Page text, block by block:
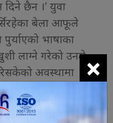
दिने छैन ।’ युवा
बेला आफूले
भाषाका
लाग्ने गरेको उनले
अवस्थामा
डोटेली भाषा अनि
उनले सुनाइन ।
×